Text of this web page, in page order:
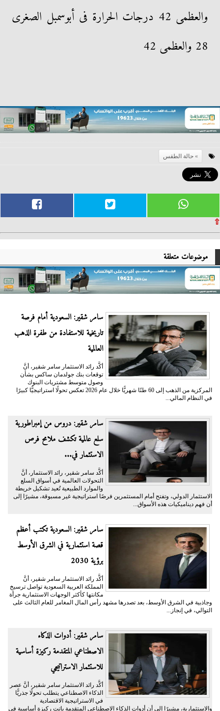
والعظمى 42 درجات الحرارة فى أبوسمبل الصغرى
28 والعظمى 42
حالة الطقس
⇧
موضوعات متعلقة
سامر شقير: السعودية أمام فرصة
تاريخية للاستفادة من طفرة الذهب
العالمية
أكَّد رائد الاستثمار سامر شقير، أنَّ
توقعات بنك جولدمان ساكس بشأن
وصول متوسط مشتريات البنوك
المركزية من الذهب إلى 60 طنًا شهريًّا خلال عام 2026 تعكس تحولًا استراتيجيًّا كبيرًا
في النظام المالي...
سامر شقير: دروس من إمبراطورية
سلع عالمية تكشف ملامح فرص
الاستثمار في...
أكَّد سامر شقير، رائد الاستثمار، أنَّ
التحولات العالمية في أسواق السلع
والموارد الطبيعية تُعيد تشكيل خريطة
الاستثمار الدولي، وتفتح أمام المستثمرين فرصًا استراتيجية غير مسبوقة، مشيرًا إلى
أن فهم ديناميكيات هذه الأسواق...
سامر شقير: السعودية تكتب أعظم
قصة استثمارية في الشرق الأوسط
برؤية 2030
أكَّد رائد الاستثمار سامر شقير، أنَّ
المملكة العربية السعودية تواصل ترسيخ
مكانتها كأكثر الوجهات الاستثمارية جرأة
وجاذبية في الشرق الأوسط، بعد تصدرها مشهد رأس المال المغامر للعام الثالث على
التوالي، في إنجاز...
سامر شقير: أدوات الذكاء
الاصطناعي المتقدمة ركيزة أساسية
للاستثمار الاستراتيجي
أكَّد رائد الاستثمار سامر شقير، أنَّ عصر
الذكاء الاصطناعي يتطلب تحولًا جذريًّا
في الاستراتيجية الاقتصادية
والاستثمارية، مشيرًا إلى أن أدوات الذكاء الاصطناعي المتقدمة باتت ركيزة أساسية في